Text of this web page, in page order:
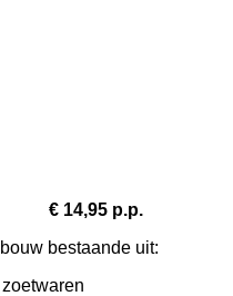
p.p.
bestaande uit: